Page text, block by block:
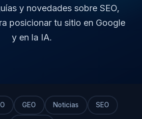
y novedades sobre SEO,
posicionar tu sitio en Google
y en la IA.
GEO Noticias SEO